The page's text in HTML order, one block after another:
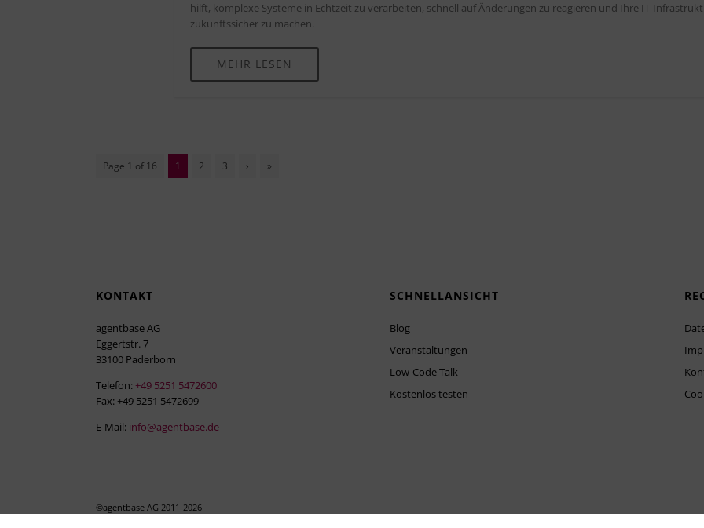
hilft, komplexe Systeme in Echtzeit zu verarbeiten, schnell auf Änderungen zu reagieren und Ihre IT-
zukunftssicher zu machen.
MEHR LESEN
Page 1 of 16 1 2 3 › »
KONTAKT
agentbase AG
Eggertstr. 7
33100 Paderborn
Telefon: +49 5251 5472600
Fax: +49 5251 5472699
E-Mail: info@agentbase.de
SCHNELLANSICHT
Blog
Veranstaltungen
Low-Code Talk
Kostenlos testen
©agentbase AG 2011-2026